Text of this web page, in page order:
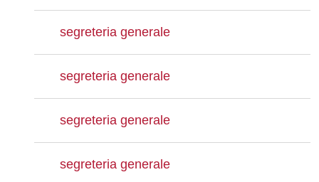
segreteria generale
segreteria generale
segreteria generale
segreteria generale